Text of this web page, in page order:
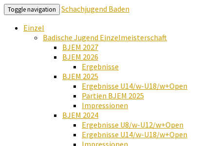
Toggle navigation
Schachjugend Baden
Einzel
Badische Jugend Einzelmeisterschaft
BJEM 2027
BJEM 2026
Ergebnisse
BJEM 2025
Ergebnisse U14/w-U18/w+Open
Partien BJEM 2025
Impressionen
BJEM 2024
Ergebnisse U8/w-U12/w+Open
Ergebnisse U14/w-U18/w+Open
Impressionen